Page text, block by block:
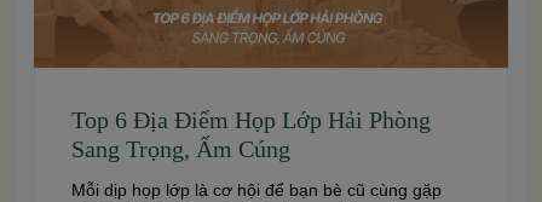
Top 6 Địa Điểm Họp Lớp Hải Phòng
Sang Trọng, Ấm Cúng
Mỗi dịp họp lớp là cơ hội để bạn bè cũ cùng gặp